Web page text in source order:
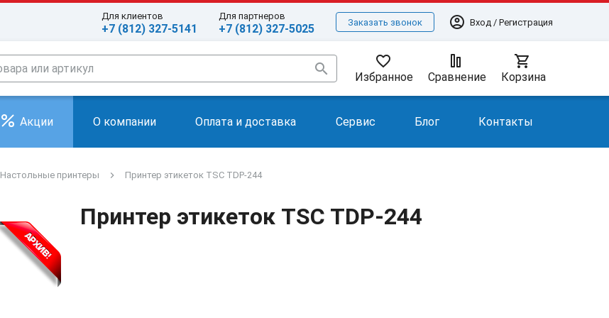
Для клиентов
+7 (812) 327-5141
Для партнеров
+7 (812) 327-5025 Заказать звонок account_circle Вход / Регистрация
search favorite_border
Избранное Сравнение
shopping_cart
Корзина
Акции О компании Оплата и доставка Сервис Блог Контакты
Настольные принтеры Принтер этикеток TSC TDP-244
Принтер этикеток TSC TDP-244